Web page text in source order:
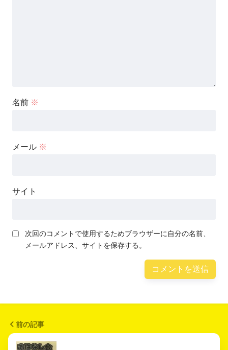
名前 ※
メール ※
サイト
次回のコメントで使用するためブラウザーに自分の名前、
メールアドレス、サイトを保存する。
前の記事